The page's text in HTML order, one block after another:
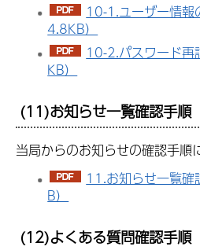
10-1.ユーザー情
4.8KB）
10-2.パスワード
KB）
(11)お知らせ一覧確認手順
当局からのお知らせの確認手順
11.お知らせ一覧
B）
(12)よくある質問確認手順